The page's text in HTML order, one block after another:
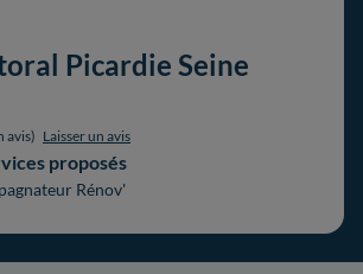
Picardie Seine
avis) Laisser un avis
proposés
Rénov'